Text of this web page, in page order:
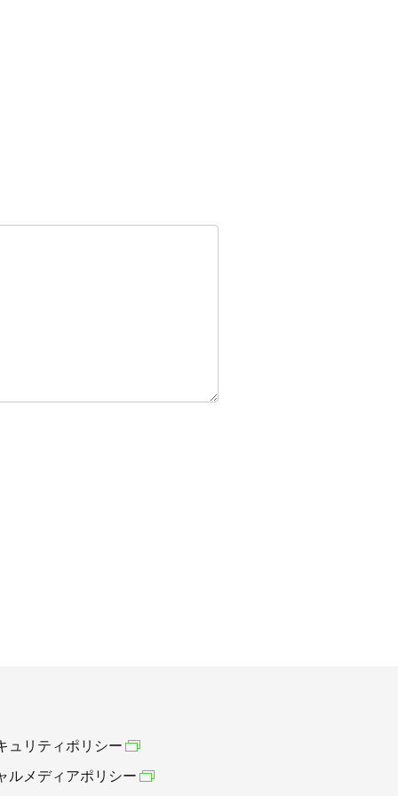
ュリティポリシー
ルメディアポリシー